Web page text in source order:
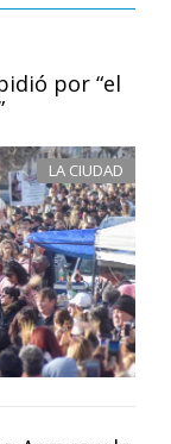
por “el
LA CIUDAD